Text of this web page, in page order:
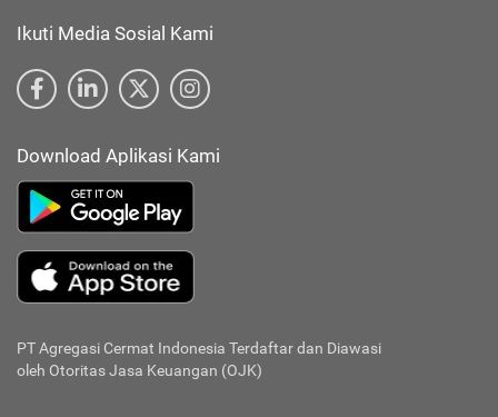
Ikuti Media Sosial Kami
Download Aplikasi Kami
PT Agregasi Cermat Indonesia Terdaftar dan Diawasi
oleh Otoritas Jasa Keuangan (OJK)